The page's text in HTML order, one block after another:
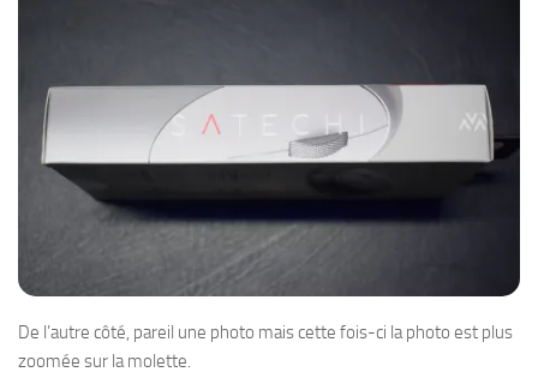
De l’autre côté, pareil une photo mais cette fois-ci la photo est plus
zoomée sur la molette.